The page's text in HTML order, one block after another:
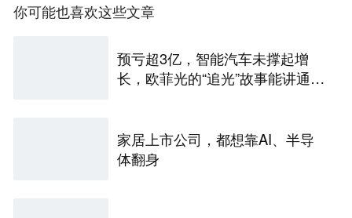
你可能也喜欢这些文章
预亏超3亿，智能汽车未撑起增
长，欧菲光的“追光”故事能讲通
家居上市公司，都想靠AI、半导
体翻身